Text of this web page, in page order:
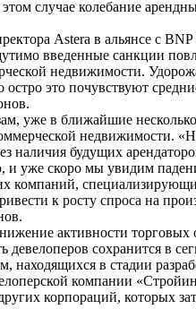
случае колебание
Astera в альянсе с
введенные санкции
недвижимости.
это почувствуют
уже в ближайшие
недвижимости.
наличия будущих
уже скоро мы увидим
компаний,
к росту спроса на
активности
девелоперов сохранится в
находящихся в стадии
компании
корпораций, которых